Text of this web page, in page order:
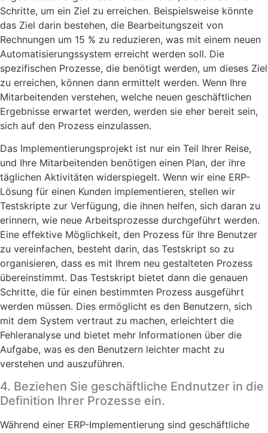
Schritte, um ein Ziel zu erreichen. Beispielsweise könnte
das Ziel darin bestehen, die Bearbeitungszeit von
Rechnungen um 15 % zu reduzieren, was mit einem neuen
Automatisierungssystem erreicht werden soll. Die
spezifischen Prozesse, die benötigt werden, um dieses Ziel
zu erreichen, können dann ermittelt werden. Wenn Ihre
Mitarbeitenden verstehen, welche neuen geschäftlichen
Ergebnisse erwartet werden, werden sie eher bereit sein,
sich auf den Prozess einzulassen.
Das Implementierungsprojekt ist nur ein Teil Ihrer Reise,
und Ihre Mitarbeitenden benötigen einen Plan, der ihre
täglichen Aktivitäten widerspiegelt. Wenn wir eine ERP-
Lösung für einen Kunden implementieren, stellen wir
Testskripte zur Verfügung, die ihnen helfen, sich daran zu
erinnern, wie neue Arbeitsprozesse durchgeführt werden.
Eine effektive Möglichkeit, den Prozess für Ihre Benutzer
zu vereinfachen, besteht darin, das Testskript so zu
organisieren, dass es mit Ihrem neu gestalteten Prozess
übereinstimmt. Das Testskript bietet dann die genauen
Schritte, die für einen bestimmten Prozess ausgeführt
werden müssen. Dies ermöglicht es den Benutzern, sich
mit dem System vertraut zu machen, erleichtert die
Fehleranalyse und bietet mehr Informationen über die
Aufgabe, was es den Benutzern leichter macht zu
verstehen und auszuführen.
4. Beziehen Sie geschäftliche Endnutzer in die
Definition Ihrer Prozesse ein.
Während einer ERP-Implementierung sind geschäftliche